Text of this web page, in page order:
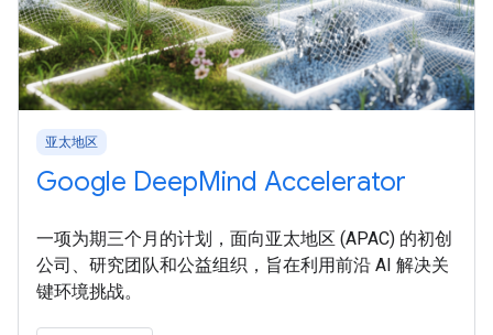
亚太地区
Google DeepMind Accelerator
一项为期三个月的计划，面向亚太地区 (APAC) 的初创
公司、研究团队和公益组织，旨在利用前沿 AI 解决关
键环境挑战。